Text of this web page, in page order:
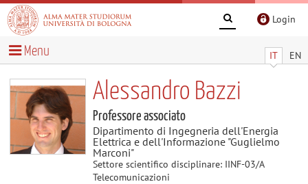
Login
IT EN
Menu
Alessandro Bazzi
Professore associato
Dipartimento di Ingegneria dell'Energia
Elettrica e dell'Informazione "Guglielmo
Marconi"
Settore scientifico disciplinare: IINF-03/A
Telecomunicazioni